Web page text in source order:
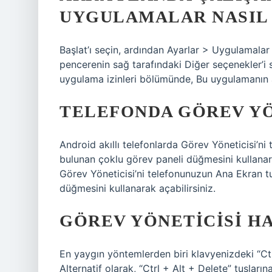
UYGULAMALAR
Başlat’ı seçin, ardından Ayarlar >
pencerenin sağ tarafındaki Diğer
uygulama izinleri bölümünde, Bu uygulamanın
TELEFONDA GÖREV
Android akıllı telefonlarda Görev
bulunan çoklu görev paneli düğmesini
Görev Yöneticisi’ni telefonunuzun Ana Ekran
düğmesini kullanarak açabilirsiniz.
GÖREV YÖNETICISI
En yaygın yöntemlerden biri klavyenizdeki
Alternatif olarak, “Ctrl + Alt + Delete”